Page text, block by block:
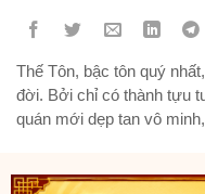
Thế Tôn, bậc tôn quý
đời. Bởi chỉ có thành tựu
quán mới dẹp tan vô